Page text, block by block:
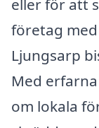
eller för att
företag
Ljungsarp
Med
om lokala